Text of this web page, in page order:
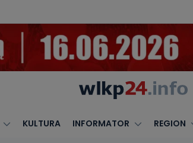
KULTURA INFORMATOR REGION